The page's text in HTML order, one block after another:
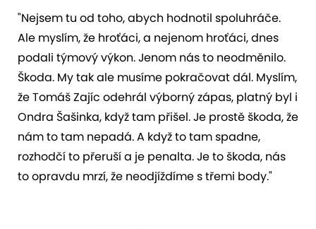
"Nejsem tu od toho, abych hodnotil spoluhráče.
Ale myslím, že hroťáci, a nejenom hroťáci, dnes
podali týmový výkon. Jenom nás to neodměnilo.
Škoda. My tak ale musíme pokračovat dál. Myslím,
že Tomáš Zajíc odehrál výborný zápas, platný byl i
Ondra Šašinka, když tam přišel. Je prostě škoda, že
nám to tam nepadá. A když to tam spadne,
rozhodčí to přeruší a je penalta. Je to škoda, nás
to opravdu mrzí, že neodjíždíme s třemi body."